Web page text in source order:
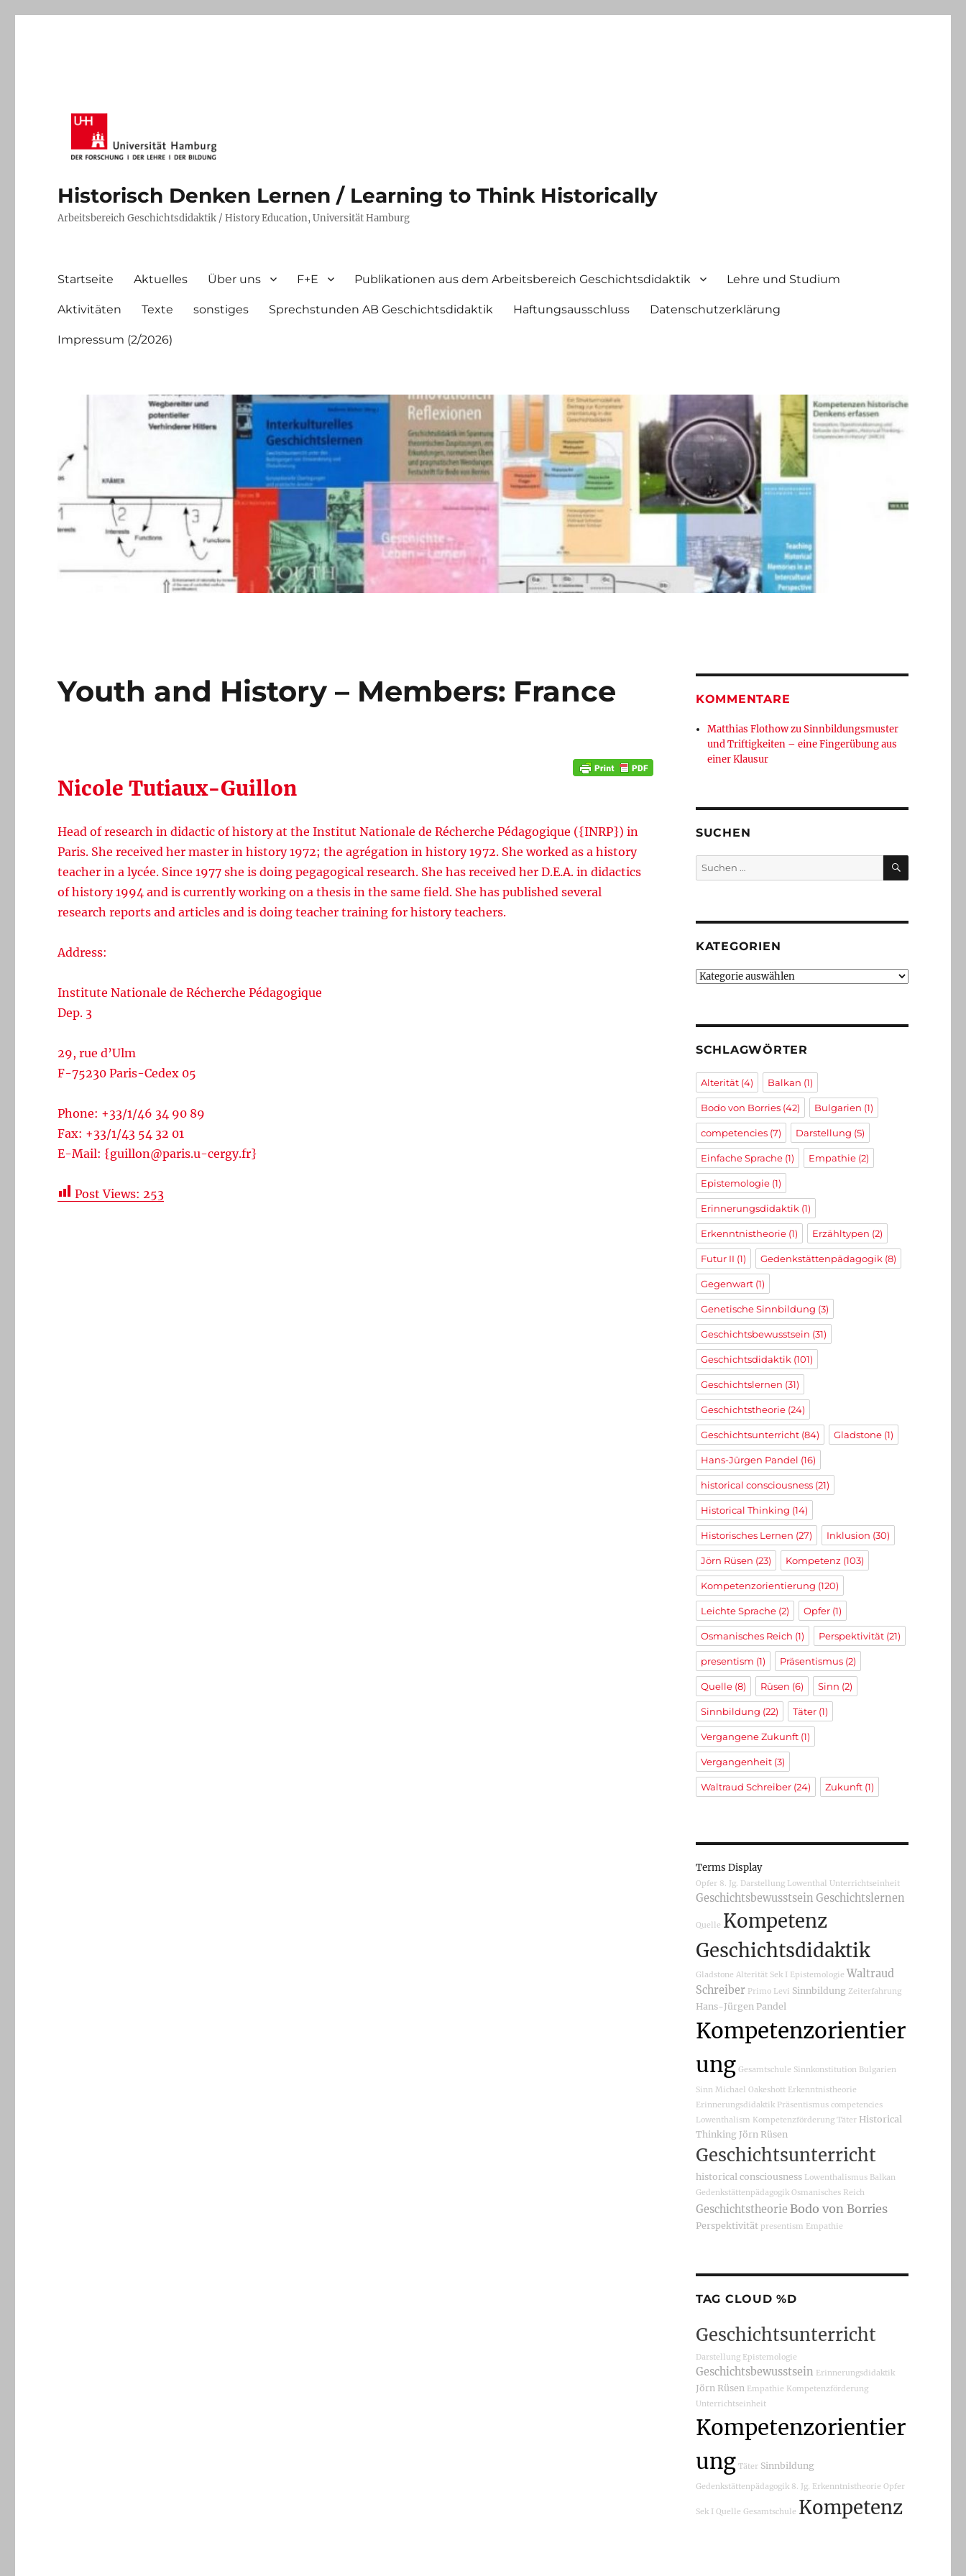
Historisch Denken Lernen / Learning to Think Historically
Arbeitsbereich Geschichtsdidaktik / History Education, Universität Hamburg
Startseite Aktuelles Über uns F+E Publikationen aus dem Arbeitsbereich Geschichtsdidaktik Lehre und Studium
Aktivitäten Texte sonstiges Sprechstunden AB Geschichtsdidaktik Haftungsausschluss Datenschutzerklärung
Impressum (2/2026)
Youth and History – Members: France
Nicole Tutiaux-Guillon
Head of research in didactic of history at the Institut Nationale de Récherche Pédagogique ({INRP}) in
Paris. She received her master in history 1972; the agrégation in history 1972. She worked as a history
teacher in a lycée. Since 1977 she is doing pegagogical research. She has received her D.E.A. in didactics
of history 1994 and is currently working on a thesis in the same field. She has published several
research reports and articles and is doing teacher training for history teachers.
Address:
Institute Nationale de Récherche Pédagogique
Dep. 3
29, rue d’Ulm
F-75230 Paris-Cedex 05
Phone: +33/1/46 34 90 89
Fax: +33/1/43 54 32 01
E-Mail: {guillon@paris.u-cergy.fr}
Post Views: 253
KOMMENTARE
Matthias FlothowzuSinnbildungsmuster
und Triftigkeiten – eine Fingerübung aus
einer Klausur
SUCHEN
Suchen
nach:
SUCHEN
KATEGORIEN
Kategorien
SCHLAGWÖRTER
Alterität(4) Balkan (1)
Bodo von Borries(42) Bulgarien (1)
competencies(7) Darstellung (5)
Einfache Sprache(1) Empathie(2)
Epistemologie(1)
Erinnerungsdidaktik (1)
Erkenntnistheorie(1) Erzähltypen (2)
Futur II (1) Gedenkstättenpädagogik (8)
Gegenwart(1)
Genetische Sinnbildung (3)
Geschichtsbewusstsein (31)
Geschichtsdidaktik (101)
Geschichtslernen (31)
Geschichtstheorie(24)
Geschichtsunterricht(84) Gladstone(1)
Hans-Jürgen Pandel (16)
historical consciousness(21)
Historical Thinking (14)
Historisches Lernen (27) Inklusion (30)
Jörn Rüsen (23) Kompetenz (103)
Kompetenzorientierung (120)
Leichte Sprache(2) Opfer(1)
Osmanisches Reich (1) Perspektivität(21)
presentism (1) Präsentismus(2)
Quelle(8) Rüsen (6) Sinn (2)
Sinnbildung (22) Täter(1)
Vergangene Zukunft(1)
Vergangenheit(3)
Waltraud Schreiber(24) Zukunft(1)
Terms Display
Opfer 8. Jg. Darstellung Lowenthal Unterrichtseinheit
Geschichtsbewusstsein Geschichtslernen
Quelle Kompetenz
Geschichtsdidaktik
Gladstone Alterität Sek I Epistemologie Waltraud
Schreiber Primo Levi Sinnbildung Zeiterfahrung
Hans-Jürgen Pandel
Kompetenzorientier
ung Gesamtschule Sinnkonstitution Bulgarien
Sinn Michael Oakeshott Erkenntnistheorie
Erinnerungsdidaktik Präsentismus competencies
Lowenthalism Kompetenzförderung Täter Historical
Thinking Jörn Rüsen
Geschichtsunterricht
historical consciousness Lowenthalismus Balkan
Gedenkstättenpädagogik Osmanisches Reich
Geschichtstheorie Bodo von Borries
Perspektivität presentism Empathie
TAG CLOUD %D
Geschichtsunterricht
Darstellung Epistemologie
Geschichtsbewusstsein Erinnerungsdidaktik
Jörn Rüsen Empathie Kompetenzförderung
Unterrichtseinheit
Kompetenzorientier
ung Täter Sinnbildung
Gedenkstättenpädagogik 8. Jg. Erkenntnistheorie Opfer
Sek I Quelle Gesamtschule Kompetenz